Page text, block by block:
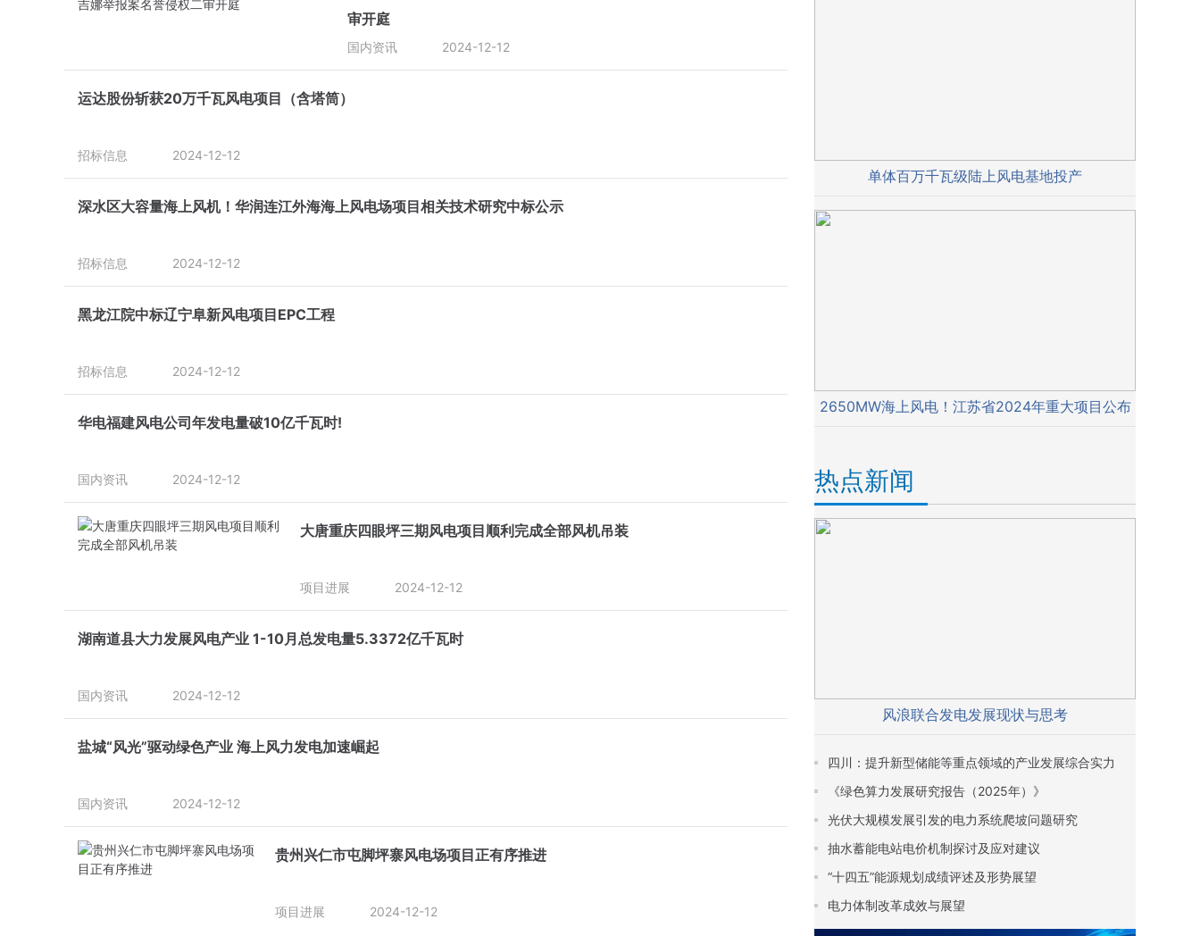
审开庭
国内资讯 2024-12-12
运达股份斩获20万千瓦风电项目（含塔筒）
招标信息 2024-12-12
深水区大容量海上风机！华润连江外海海上风电场项目相关技术研究中标公示
招标信息 2024-12-12
黑龙江院中标辽宁阜新风电项目EPC工程
招标信息 2024-12-12
华电福建风电公司年发电量破10亿千瓦时!
国内资讯 2024-12-12
大唐重庆四眼坪三期风电项目顺利完成全部风机吊装
项目进展 2024-12-12
湖南道县大力发展风电产业 1-10月总发电量5.3372亿千瓦时
国内资讯 2024-12-12
盐城“风光”驱动绿色产业 海上风力发电加速崛起
国内资讯 2024-12-12
贵州兴仁市屯脚坪寨风电场项目正有序推进
项目进展 2024-12-12
单体百万千瓦级陆上风电基地投产
2650MW海上风电！江苏省2024年重大项目公布
热点新闻
风浪联合发电发展现状与思考
四川：提升新型储能等重点领域的产业发展综合实力
《绿色算力发展研究报告（2025年）》
光伏大规模发展引发的电力系统爬坡问题研究
抽水蓄能电站电价机制探讨及应对建议
“十四五”能源规划成绩评述及形势展望
电力体制改革成效与展望